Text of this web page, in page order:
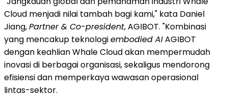
Cloud menjadi nilai tambah bagi kami," kata Daniel
Jiang,Partner & Co-president, AGIBOT. "Kombinasi
yang mencakup teknologiembodied AIAGIBOT
dengan keahlian Whale Cloud akan mempermudah
inovasi di berbagai organisasi, sekaligus mendorong
efisiensi dan memperkaya wawasan operasional
lintas-sektor.